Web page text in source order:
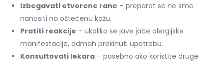
Izbegavati otvorene rane – preparat se ne sme
nanositi na oštećenu kožu.
Pratiti reakcije – ukoliko se jave jače alergijske
manifestacije, odmah prekinuti upotrebu.
Konsultovati lekara – posebno ako koristite druge